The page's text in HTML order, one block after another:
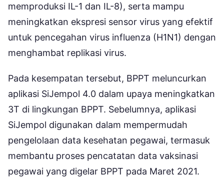
memproduksi IL-1 dan IL-8), serta mampu
meningkatkan ekspresi sensor virus yang efektif
untuk pencegahan virus influenza (H1N1) dengan
menghambat replikasi virus.
Pada kesempatan tersebut, BPPT meluncurkan
aplikasi SiJempol 4.0 dalam upaya meningkatkan
3T di lingkungan BPPT. Sebelumnya, aplikasi
SiJempol digunakan dalam mempermudah
pengelolaan data kesehatan pegawai, termasuk
membantu proses pencatatan data vaksinasi
pegawai yang digelar BPPT pada Maret 2021.